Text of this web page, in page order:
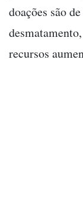
doações são
recursos